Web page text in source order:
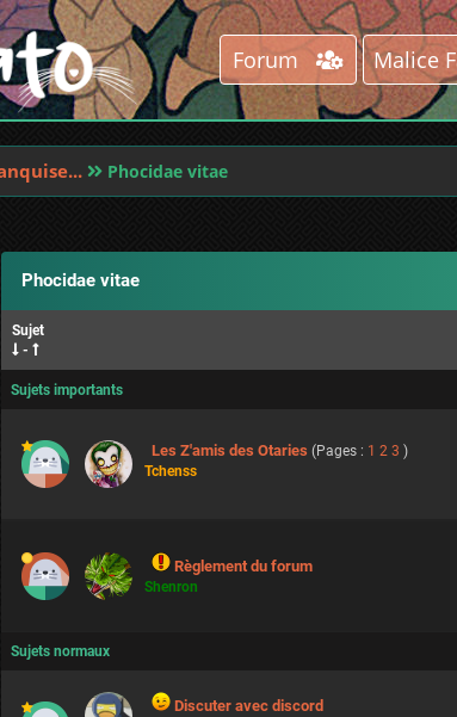
Forum Malice
Phocidae vitae
Phocidae vitae
Sujet
-
Sujets importants
Les Z'amis des Otaries (Pages : 1 2 3 )
Tchenss
Règlement du forum
Shenron
Sujets normaux
Discuter avec discord